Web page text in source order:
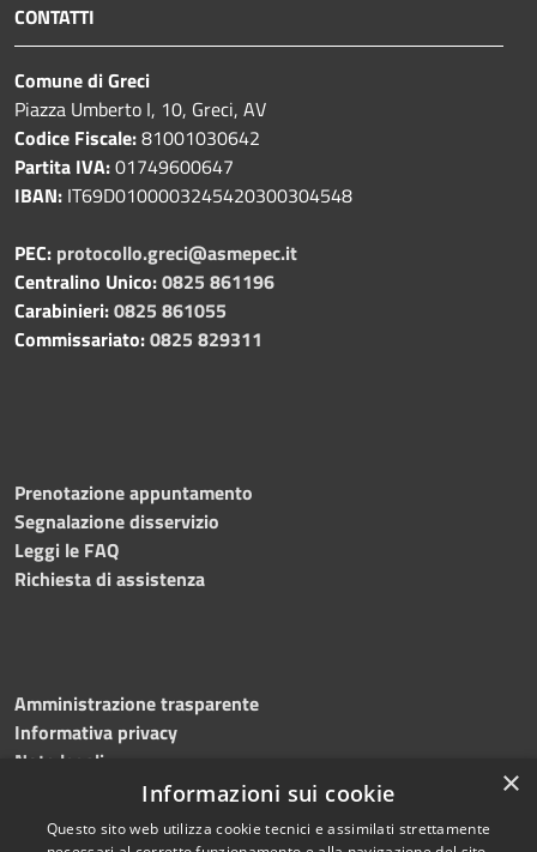
CONTATTI
Comune di Greci
Piazza Umberto I, 10, Greci, AV
Codice Fiscale:81001030642
Partita IVA:01749600647
IBAN: IT69D0100003245420300304548
PEC: protocollo.greci@asmepec.it
Centralino Unico:0825 861196
Carabinieri:0825 861055
Commissariato:0825 829311
Prenotazione appuntamento
Segnalazione disservizio
Leggi le FAQ
Richiesta di assistenza
Amministrazione trasparente
Informativa privacy
Note legali
Dichiarazione di accessibilità
×
Informazioni sui cookie
Questo sito web utilizza cookie tecnici e assimilati strettamente